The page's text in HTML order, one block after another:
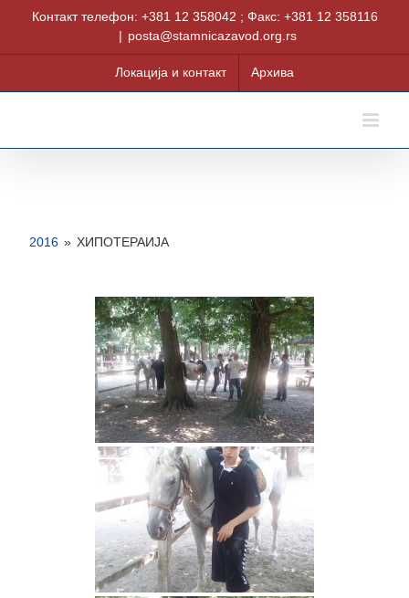
Контакт телефон: +381 12 358042 ; Факс: +381 12 358116
| posta@stamnicazavod.org.rs
Локација и контакт Архива
2016 » ХИПОТЕРАИЈА